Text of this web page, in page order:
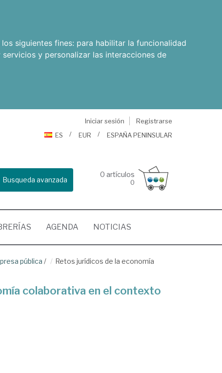
siguientes fines: para habilitar la funcionalidad
y personalizar las interacciones de
Iniciar sesión
Registrarse
ES
EUR ESPAÑA PENINSULAR
Busqueda avanzada
0 artículos
0
AGENDA NOTICIAS
pública /
Retos jurídicos de la economía
colaborativa en el contexto